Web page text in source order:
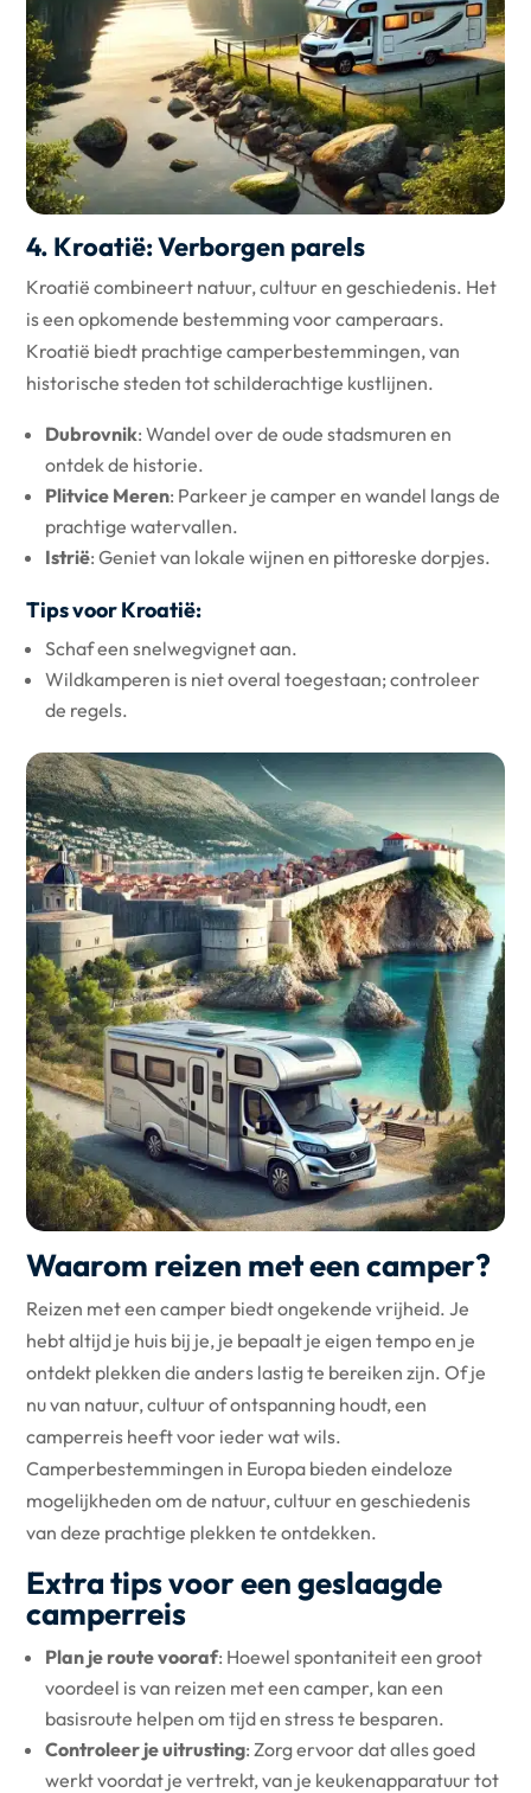
4. Kroatië: Verborgen parels
Kroatië combineert natuur, cultuur en geschiedenis. Het
is een opkomende bestemming voor camperaars.
Kroatië biedt prachtige camperbestemmingen, van
historische steden tot schilderachtige kustlijnen.
Dubrovnik: Wandel over de oude stadsmuren en
ontdek de historie.
Plitvice Meren: Parkeer je camper en wandel langs de
prachtige watervallen.
Istrië: Geniet van lokale wijnen en pittoreske dorpjes.
Tips voor Kroatië:
Schaf een snelwegvignet aan.
Wildkamperen is niet overal toegestaan; controleer
de regels.
Waarom reizen met een camper?
Reizen met een camper biedt ongekende vrijheid. Je
hebt altijd je huis bij je, je bepaalt je eigen tempo en je
ontdekt plekken die anders lastig te bereiken zijn. Of je
nu van natuur, cultuur of ontspanning houdt, een
camperreis heeft voor ieder wat wils.
Camperbestemmingen in Europa bieden eindeloze
mogelijkheden om de natuur, cultuur en geschiedenis
van deze prachtige plekken te ontdekken.
Extra tips voor een geslaagde
camperreis
Plan je route vooraf: Hoewel spontaniteit een groot
voordeel is van reizen met een camper, kan een
basisroute helpen om tijd en stress te besparen.
Controleer je uitrusting: Zorg ervoor dat alles goed
werkt voordat je vertrekt, van je keukenapparatuur tot